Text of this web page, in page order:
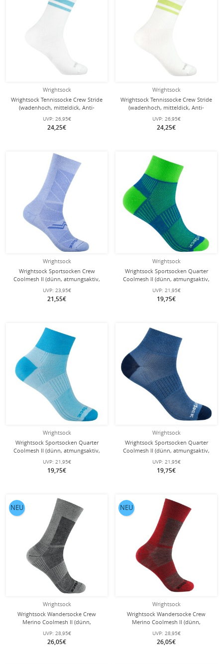
Wrightsock
Wrightsock Tennissocke Crew Stride
(wadenhoch, mitteldick, Anti-
Blasen-Socke) weiss/blau- 1 Paar
UVP: 26,95€
24,25€
Wrightsock
Wrightsock Tennissocke Crew Stride
(wadenhoch, mitteldick, Anti-
Blasen-Socke) weiss/hellgrün - 1
Paar
UVP: 26,95€
24,25€
Wrightsock
Wrightsock Sportsocken Crew
Coolmesh II (dünn, atmungsaktiv,
bequem) hellblau - 1 Paar
UVP: 23,95€
21,55€
Wrightsock
Wrightsock Sportsocken Quarter
Coolmesh II (dünn, atmungsaktiv,
bequem) blau/grün - 1 Paar
UVP: 21,95€
19,75€
Wrightsock
Wrightsock Sportsocken Quarter
Coolmesh II (dünn, atmungsaktiv,
bequem) scubablau - 1 Paar
UVP: 21,95€
19,75€
Wrightsock
Wrightsock Sportsocken Quarter
Coolmesh II (dünn, atmungsaktiv,
bequem) seeblau/navyblau- 1 Paar
UVP: 21,95€
19,75€
Wrightsock
Wrightsock Wandersocke Crew
Merino Coolmesh II (dünn,
Merinowolle) grau - 1 Paar
UVP: 28,95€
26,05€
NEU
Wrightsock
Wrightsock Wandersocke Crew
Merino Coolmesh II (dünn,
Merinowolle) rot - 1 Paar
UVP: 28,95€
26,05€
NEU